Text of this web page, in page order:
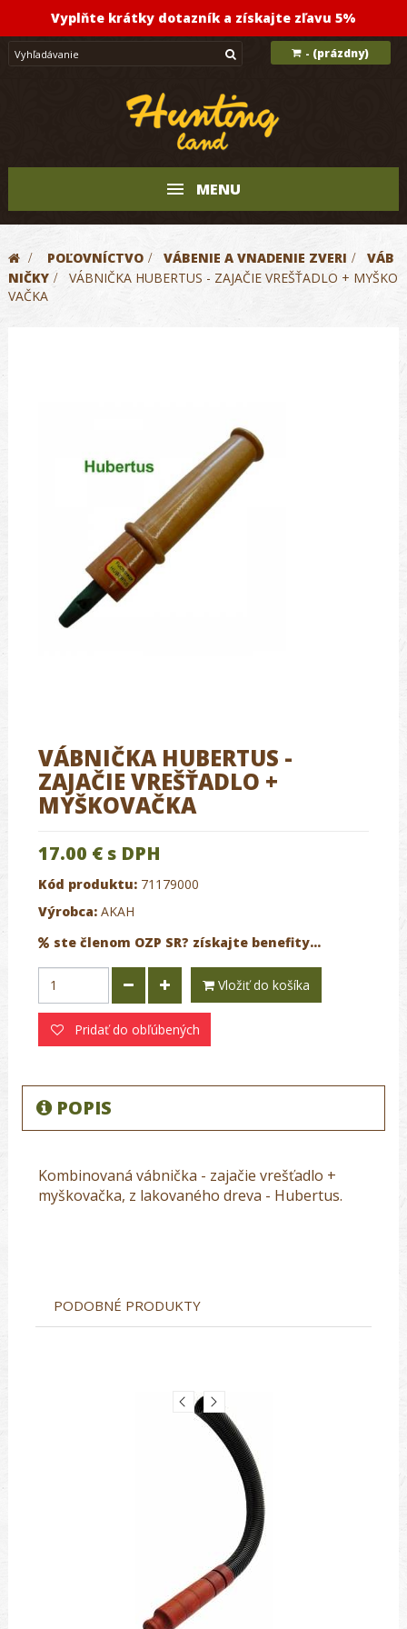
Vyplňte krátky dotazník a získajte zľavu 5%
- (prázdny)
MENU
> POĽOVNÍCTVO > VÁBENIE A VNADENIE ZVERI >
VÁB
NIČKY >
VÁBNIČKA HUBERTUS - ZAJAČIE VREŠŤADLO + MYŠKO
VAČKA
VÁBNIČKA HUBERTUS -
ZAJAČIE VREŠŤADLO +
MYŠKOVAČKA
17.00 € s DPH
Kód produktu: 71179000
Výrobca: AKAH
ste členom OZP SR? získajte benefity...
Vložiť do košíka
Pridať do obľúbených
POPIS
Kombinovaná vábnička - zajačie vrešťadlo +
myškovačka, z lakovaného dreva - Hubertus.
PODOBNÉ PRODUKTY